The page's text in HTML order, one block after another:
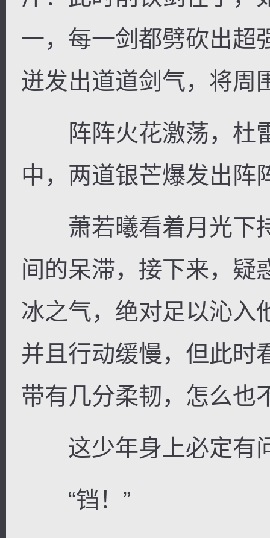
一，每一剑都劈砍出超
迸发出道道剑气，将周
阵阵火花激荡，杜
中，两道银芒爆发出阵
萧若曦看着月光下
间的呆滞，接下来，疑
冰之气，绝对足以沁入
并且行动缓慢，但此时
带有几分柔韧，怎么也
这少年身上必定有
“铛！”